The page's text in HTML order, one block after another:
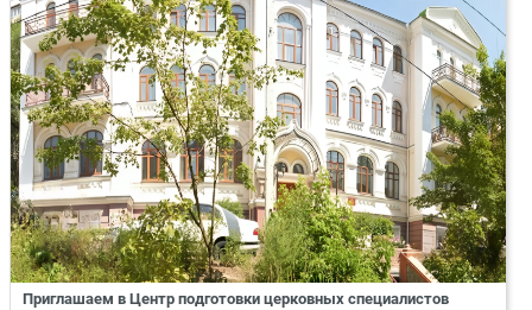
Приглашаем в Центр подготовки церковных специалистов